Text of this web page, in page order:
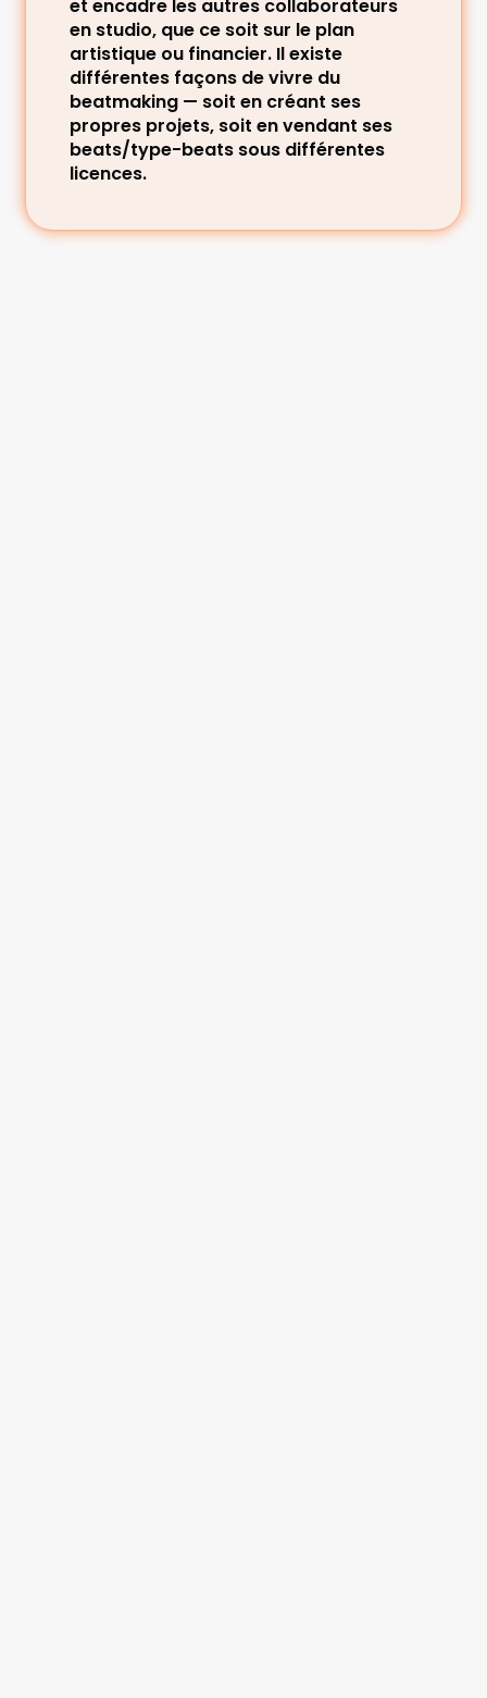
et encadre les autres collaborateurs
en studio, que ce soit sur le plan
artistique ou financier. Il existe
différentes façons de vivre du
beatmaking — soit en créant ses
propres projets, soit en vendant ses
beats/type-beats sous différentes
licences.